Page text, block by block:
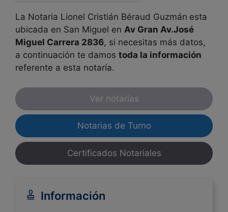
La Notaria Lionel Cristián Béraud Guzmán esta
ubicada en San Miguel en Av Gran Av.José
Miguel Carrera 2836, si necesitas más datos,
a continuación te damos toda la información
referente a esta notaría.
Ver notarias
Notarias de Turno
Certificados Notariales
Información